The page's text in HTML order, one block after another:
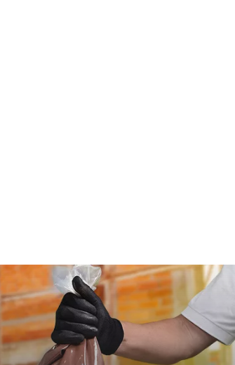
de elevación con un
más rápido.